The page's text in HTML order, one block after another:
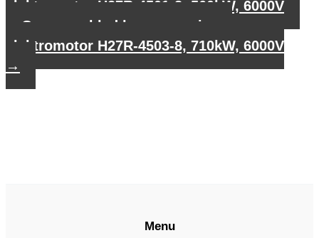
elektromotor H27R-4501-8, 560kW, 6000V
Gegevensblad hoogspannings-
elektromotor H27R-4503-8, 710kW, 6000V
→
Menu